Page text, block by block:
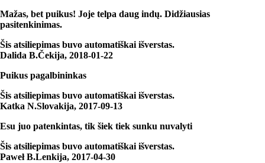
Mažas, bet puikus! Joje telpa daug indų. Didžiausias
pasitenkinimas.
Šis atsiliepimas buvo automatiškai išverstas.
Dalida B.Čekija, 2018‑01‑22
Puikus pagalbininkas
Šis atsiliepimas buvo automatiškai išverstas.
Katka N.Slovakija, 2017‑09‑13
Esu juo patenkintas, tik šiek tiek sunku nuvalyti
Šis atsiliepimas buvo automatiškai išverstas.
Paweł B.Lenkija, 2017‑04‑30